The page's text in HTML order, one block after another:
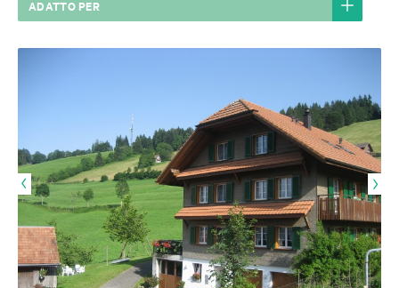
ADATTO PER